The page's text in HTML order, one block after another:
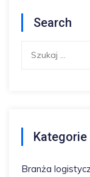
Search
Kategorie
Branża